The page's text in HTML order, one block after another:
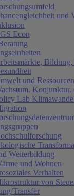
und
Econ
und Ressourcen
Lab
Weiterbildung
und Wohnen
Verhalten
von
Transfer